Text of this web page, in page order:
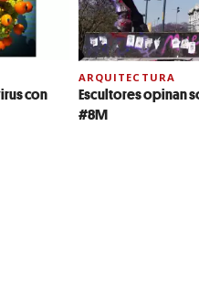
con
ARQUITECTURA
Escultores opinan
#8M